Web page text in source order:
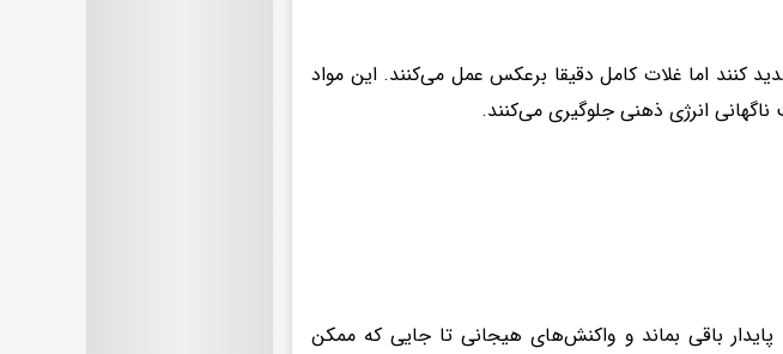
کنند اما غلات کامل دقیقا برعکس عمل می‌کنند. این مواد
ناگهانی انرژی ذهنی جلوگیری می‌کنند.
باقی بماند و واکنش‌های هیجانی تا جایی که ممکن